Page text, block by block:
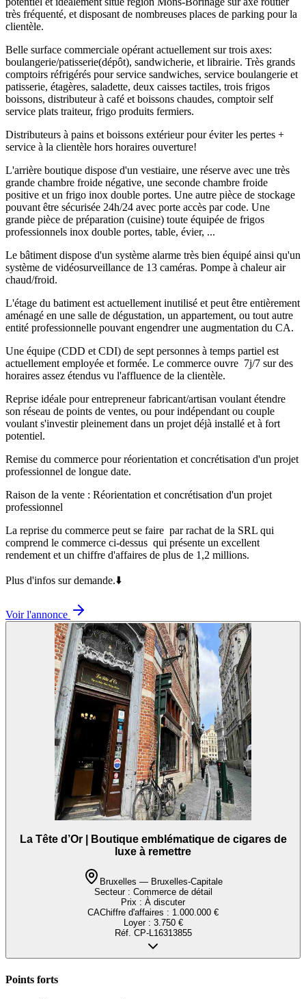
très fréquenté, et disposant de nombreuses places de parking pour la
clientèle.
Belle surface commerciale opérant actuellement sur trois axes:
boulangerie/patisserie(dépôt), sandwicherie, et librairie. Très grands
comptoirs réfrigérés pour service sandwiches, service boulangerie et
patisserie, étagères, saladette, deux caisses tactiles, trois frigos
boissons, distributeur à café et boissons chaudes, comptoir self
service plats traiteur, frigo produits fermiers.
Distributeurs à pains et boissons extérieur pour éviter les pertes +
service à la clientèle hors horaires ouverture!
L'arrière boutique dispose d'un vestiaire, une réserve avec une très
grande chambre froide négative, une seconde chambre froide
positive et un frigo inox double portes. Une autre pièce de stockage
pouvant être sécurisée 24h/24 avec porte accès par code. Une
grande pièce de préparation (cuisine) toute équipée de frigos
professionnels inox double portes, table, évier, ...
Le bâtiment dispose d'un système alarme très bien équipé ainsi qu'un
système de vidéosurveillance de 13 caméras. Pompe à chaleur air
chaud/froid.
L'étage du batiment est actuellement inutilisé et peut être entièrement
aménagé en une salle de dégustation, un appartement, ou tout autre
entité professionnelle pouvant engendrer une augmentation du CA.
Une équipe (CDD et CDI) de sept personnes à temps partiel est
actuellement employée et formée. Le commerce ouvre 7j/7 sur des
horaires assez étendus vu l'affluence de la clientèle.
Reprise idéale pour entrepreneur fabricant/artisan voulant étendre
son réseau de points de ventes, ou pour indépendant ou couple
voulant s'investir pleinement dans un projet déjà installé et à fort
potentiel.
Remise du commerce pour réorientation et concrétisation d'un projet
professionnel de longue date.
Raison de la vente : Réorientation et concrétisation d'un projet
professionnel
La reprise du commerce peut se faire par rachat de la SRL qui
comprend le commerce ci-dessus qui présente un excellent
rendement et un chiffre d'affaires de plus de 1,2 millions.
Plus d'infos sur demande.⬇️
Voir l'annonce
La Tête d’Or | Boutique emblématique de cigares de
luxe à remettre
Bruxelles — Bruxelles-Capitale
Secteur : Commerce de détail
Prix : À discuter
CAChiffre d'affaires : 1.000.000 €
Loyer : 3.750 €
Réf. CP-L16313855
Points forts